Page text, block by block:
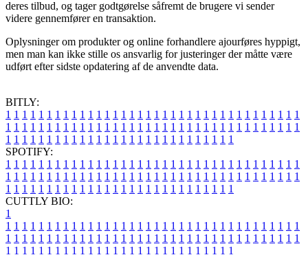
deres tilbud, og tager godtgørelse såfremt de brugere vi sender
videre gennemfører en transaktion.
Oplysninger om produkter og online forhandlere ajourføres hyppigt,
men man kan ikke stille os ansvarlig for justeringer der måtte være
udført efter sidste opdatering af de anvendte data.
BITLY:
1 1 1 1 1 1 1 1 1 1 1 1 1 1 1 1 1 1 1 1 1 1 1 1 1 1 1 1 1 1 1 1 1 1 1 1
1 1 1 1 1 1 1 1 1 1 1 1 1 1 1 1 1 1 1 1 1 1 1 1 1 1 1 1 1 1 1 1 1 1 1 1
1 1 1 1 1 1 1 1 1 1 1 1 1 1 1 1 1 1 1 1 1 1 1 1 1 1 1 1
SPOTIFY:
1 1 1 1 1 1 1 1 1 1 1 1 1 1 1 1 1 1 1 1 1 1 1 1 1 1 1 1 1 1 1 1 1 1 1 1
1 1 1 1 1 1 1 1 1 1 1 1 1 1 1 1 1 1 1 1 1 1 1 1 1 1 1 1 1 1 1 1 1 1 1 1
1 1 1 1 1 1 1 1 1 1 1 1 1 1 1 1 1 1 1 1 1 1 1 1 1 1 1 1
CUTTLY BIO:
1
1 1 1 1 1 1 1 1 1 1 1 1 1 1 1 1 1 1 1 1 1 1 1 1 1 1 1 1 1 1 1 1 1 1 1 1
1 1 1 1 1 1 1 1 1 1 1 1 1 1 1 1 1 1 1 1 1 1 1 1 1 1 1 1 1 1 1 1 1 1 1 1
1 1 1 1 1 1 1 1 1 1 1 1 1 1 1 1 1 1 1 1 1 1 1 1 1 1 1 1